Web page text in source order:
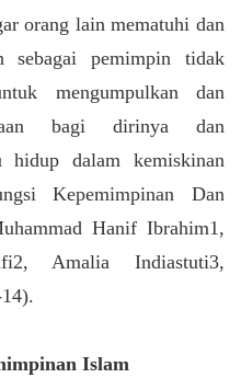
orang lain mematuhi dan
sebagai pemimpin tidak
mengumpulkan dan
bagi dirinya dan
hidup dalam kemiskinan
Kepemimpinan Dan
Hanif Ibrahim1,
Amalia Indiastuti3,
Islam